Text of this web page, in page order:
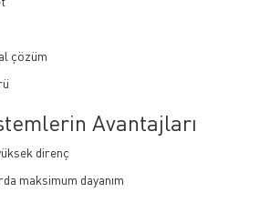
çözüm
Avantajları
direnç
maksimum dayanım